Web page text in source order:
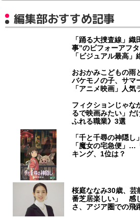
編集部おすすめ記事
「踊る大捜査線」織
事”のビフォーアフ
「ビジュアル最高」
おおかみこどもの雨
バケモノの子、サ
「アニメ映画」人気
フィクションじゃ
るで映画みたい」だ
ふれる職業》3選
「千と千尋の神隠し
「魔女の宅急便」…
キング、1位は？
桜庭ななみ30歳、芸
番芝居楽しい」 感
さ、アジア圏での飛